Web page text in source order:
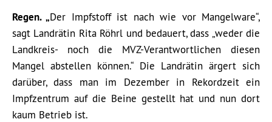
Regen. „Der Impfstoff ist nach wie vor Mangelware“,
sagt Landrätin Rita Röhrl und bedauert, dass „weder die
Landkreis- noch die MVZ-Verantwortlichen diesen
Mangel abstellen können.“ Die Landrätin ärgert sich
darüber, dass man im Dezember in Rekordzeit ein
Impfzentrum auf die Beine gestellt hat und nun dort
kaum Betrieb ist.